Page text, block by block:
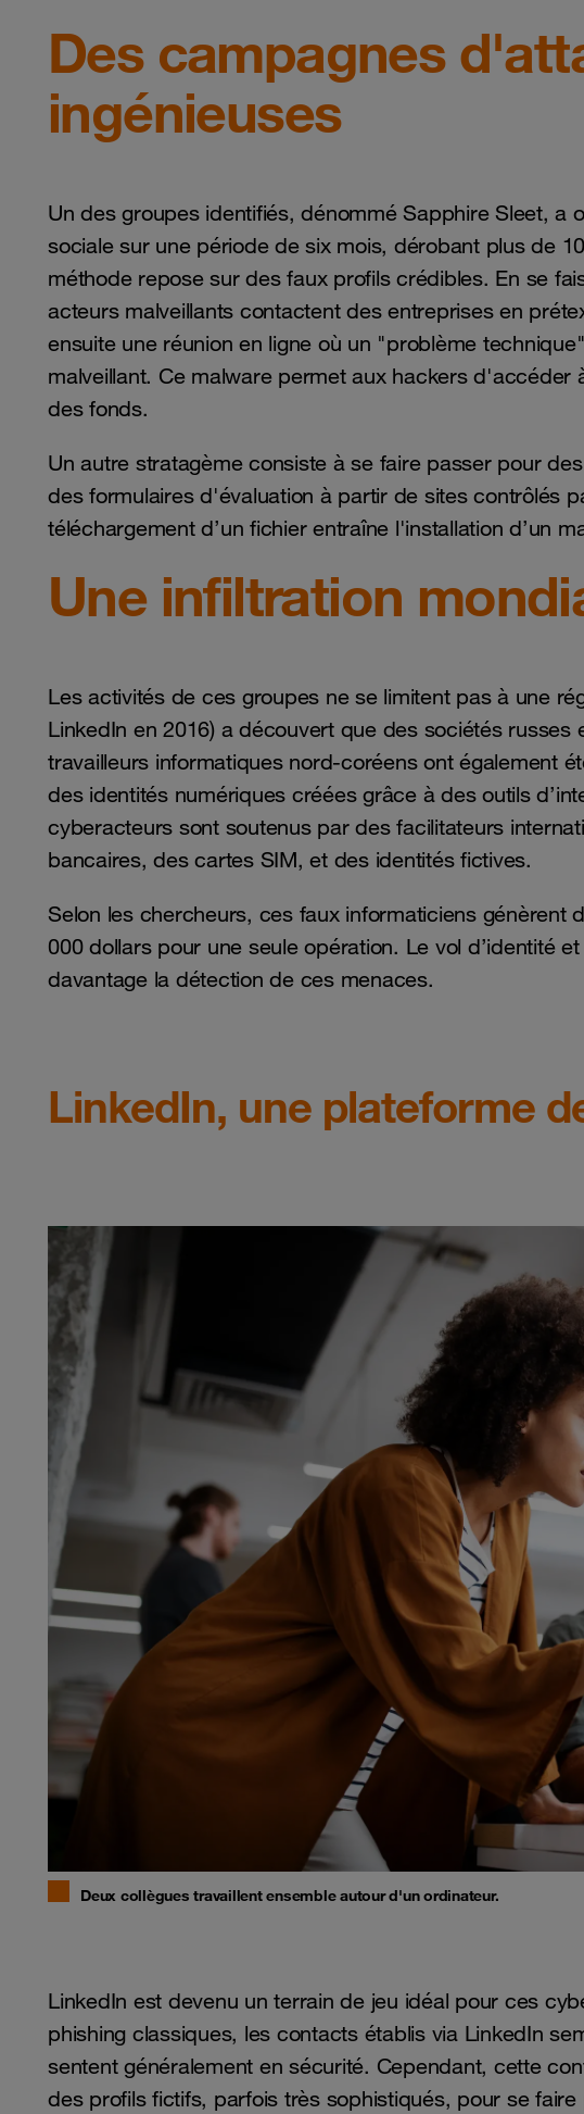
Des campagnes
ingénieuses
Un des groupes identifiés, dénommé Sapphire Sleet, a
sociale sur une période de six mois, dérobant plus de
méthode repose sur des faux profils crédibles. En se
acteurs malveillants contactent des entreprises en
ensuite une réunion en ligne où un "problème
malveillant. Ce malware permet aux hackers
des fonds.
Un autre stratagème consiste à se faire passer pour
des formulaires d'évaluation à partir de sites contrôlés
téléchargement d’un fichier entraîne l'installation d’un
Une infiltration
Les activités de ces groupes ne se limitent pas à une
LinkedIn en 2016) a découvert que des sociétés
travailleurs informatiques nord-coréens ont également
des identités numériques créées grâce à des outils
cyberacteurs sont soutenus par des facilitateurs
bancaires, des cartes SIM, et des identités fictives.
Selon les chercheurs, ces faux informaticiens génèrent
000 dollars pour une seule opération. Le vol d’identité
davantage la détection de ces menaces.
LinkedIn, une plateforme
Deux collègues travaillent ensemble autour d'un ordinateur.
LinkedIn est devenu un terrain de jeu idéal pour ces
phishing classiques, les contacts établis via LinkedIn
sentent généralement en sécurité. Cependant, cette
des profils fictifs, parfois très sophistiqués, pour se